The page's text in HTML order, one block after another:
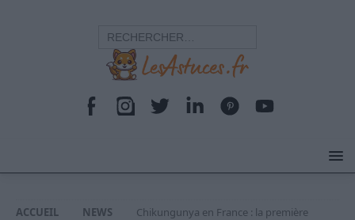
ACCUEIL NEWS
Chikungunya en France : la première